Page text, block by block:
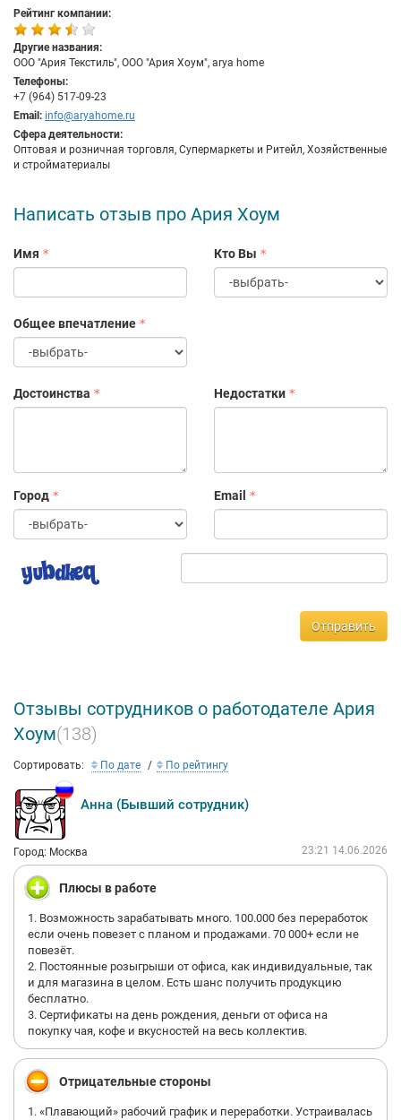
Философия ARYA home заключается не столько в вещах,
сколько в создаваемой ими атмосфере. Это чувство
безмятежности и покоя, ощущение себя защищёнными от всех
тревог внешнего мира. ARYA home позволяет создавать
теплую атмосферу уютного дома и наслаждаться
качественными стильными предметами интерьера и тёплым
общением с близкими людьми в повседневной жизни.
Миссия ARYA home - создавать текстиль, декор и предметы
интерьера для дома, которые делают каждого клиента
Рейтинг компании:
Другие названия:
ООО "Ария Текстиль", ООО "Ария Хоум", arya home
Телефоны:
+7 (964) 517-09-23
Email: info@aryahome.ru
Сфера деятельности:
Оптовая и розничная торговля, Супермаркеты и Ритейл, Хозяйственные
и стройматериалы
Написать отзыв про Ария Хоум
Имя Кто Вы
Общее впечатление
Достоинства Недостатки
Город Email
Отправить
Отзывы сотрудников о работодателе Ария
Хоум(138)
Сортировать: По дате По рейтингу
Анна (Бывший сотрудник)
Город: Москва 23:21 14.06.2026
Плюсы в работе
1. Возможность зарабатывать много. 100.000 без переработок
если очень повезет с планом и продажами. 70 000+ если не
повезёт.
2. Постоянные розыгрыши от офиса, как индивидуальные, так
и для магазина в целом. Есть шанс получить продукцию
бесплатно.
3. Сертификаты на день рождения, деньги от офиса на
покупку чая, кофе и вкусностей на весь коллектив.
Отрицательные стороны
1. «Плавающий» рабочий график и переработки. Устраивалась